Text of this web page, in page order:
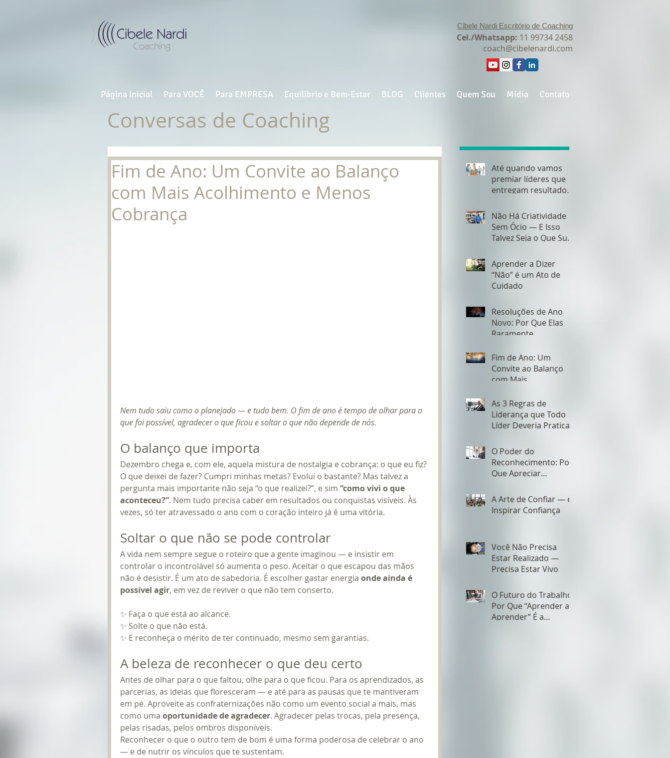
Cibele Nardi Escritório de Coaching
Cel./Whatsapp: 11 99734 2458
coach@cibelenardi.com
Página Inicial Para VOCÊ Para EMPRESA Equilíbrio e Bem-Estar BLOG Clientes Quem Sou Mídia Contato
Conversas de Coaching
Fim de Ano: Um Convite ao Balanço
com Mais Acolhimento e Menos
Cobrança
Nem tudo saiu como o planejado — e tudo bem. O fim de ano é tempo de olhar para o
que foi possível, agradecer o que ficou e soltar o que não depende de nós.
O balanço que importa
Dezembro chega e, com ele, aquela mistura de nostalgia e cobrança: o que eu fiz?
O que deixei de fazer? Cumpri minhas metas? Evoluí o bastante? Mas talvez a
pergunta mais importante não seja “o que realizei?”, e sim “como vivi o que
aconteceu?”. Nem tudo precisa caber em resultados ou conquistas visíveis. Às
vezes, só ter atravessado o ano com o coração inteiro já é uma vitória.
Soltar o que não se pode controlar
A vida nem sempre segue o roteiro que a gente imaginou — e insistir em
controlar o incontrolável só aumenta o peso. Aceitar o que escapou das mãos
não é desistir. É um ato de sabedoria. É escolher gastar energia onde ainda é
possível agir, em vez de reviver o que não tem conserto.
✨ Faça o que está ao alcance.
✨ Solte o que não está.
✨ E reconheça o mérito de ter continuado, mesmo sem garantias.
A beleza de reconhecer o que deu certo
Antes de olhar para o que faltou, olhe para o que ficou. Para os aprendizados, as
parcerias, as ideias que floresceram — e até para as pausas que te mantiveram
em pé. Aproveite as confraternizações não como um evento social a mais, mas
como uma oportunidade de agradecer. Agradecer pelas trocas, pela presença,
pelas risadas, pelos ombros disponíveis.
Reconhecer o que o outro tem de bom é uma forma poderosa de celebrar o ano
— e de nutrir os vínculos que te sustentam.
Até quando vamos
premiar líderes que
entregam resultados,
manter as equipes?
Não Há Criatividade
Sem Ócio — E Isso
Talvez Seja o Que Sua
Negligenciando
Aprender a Dizer
“Não” é um Ato de
Cuidado
Resoluções de Ano
Novo: Por Que Elas
Raramente
Fazer Diferente Desta
Vez
Fim de Ano: Um
Convite ao Balanço
com Mais
Cobrança
As 3 Regras de
Liderança que Todo
Líder Deveria Praticar
O Poder do
Reconhecimento: Por
Que Apreciar
A Arte de Confiar — e
Inspirar Confiança
Você Não Precisa
Estar Realizado —
Precisa Estar Vivo
O Futuro do Trabalho:
Por Que “Aprender a
Aprender” É a